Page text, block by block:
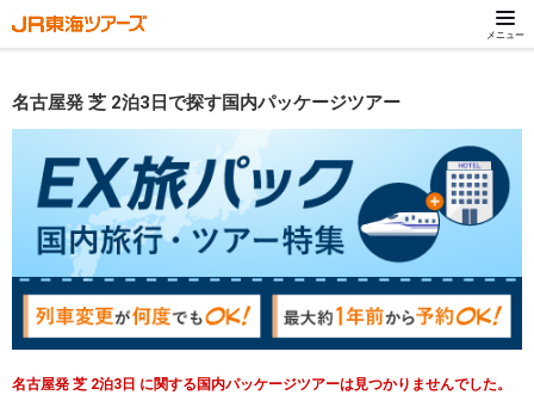
メニュー
名古屋発 芝 2泊3日で探す国内パッケージツアー
名古屋発 芝 2泊3日 に関する国内パッケージツアーは見つかりませんでした。